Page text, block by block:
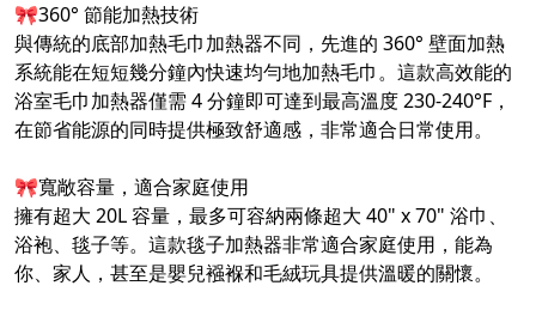
🎀360° 節能加熱技術
與傳統的底部加熱毛巾加熱器不同，先進的 360° 壁面加熱
系統能在短短幾分鐘內快速均勻地加熱毛巾。這款高效能的
浴室毛巾加熱器僅需 4 分鐘即可達到最高溫度 230-240°F，
在節省能源的同時提供極致舒適感，非常適合日常使用。
🎀寬敞容量，適合家庭使用
擁有超大 20L 容量，最多可容納兩條超大 40" x 70" 浴巾、
浴袍、毯子等。這款毯子加熱器非常適合家庭使用，能為
你、家人，甚至是嬰兒襁褓和毛絨玩具提供溫暖的關懷。